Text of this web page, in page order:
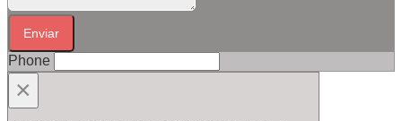
Enviar
Phone
×